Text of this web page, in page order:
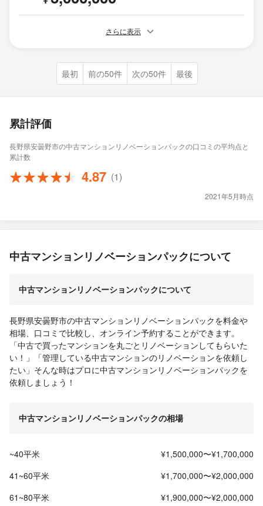
さらに表示
最初 前の50件 次の50件 最後
累計評価
長野県安曇野市の中古マンションリノベーションパックの口コミの平均点と
累計数
4.87 (1)
2021年5月時点
中古マンションリノベーションパックについて
中古マンションリノベーションパックについて
長野県安曇野市の中古マンションリノベーションパックを料金や
相場、口コミで比較し、オンライン予約することができます。
「中古で買ったマンションを丸ごとリノベーションしてもらいた
い！」「管理している中古マンションのリノベーションを依頼し
たい」そんな時はプロに中古マンションリノベーションパックを
依頼しましょう！
中古マンションリノベーションパックの相場
~40平米
¥1,500,000〜¥1,700,000
41~60平米
¥1,700,000〜¥2,000,000
61~80平米
¥1,900,000〜¥2,000,000